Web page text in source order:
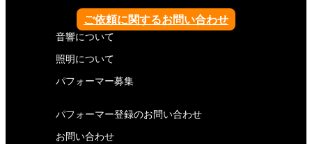
ご依頼に関するお問い合わせ
音響について
照明について
パフォーマー募集
パフォーマー登録のお問い合わせ
お問い合わせ